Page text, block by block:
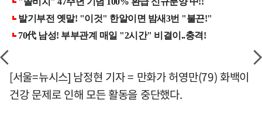
[서울=뉴시스] 남정현 기자 = 만화가 허영만(79) 화백이
건강 문제로 인해 모든 활동을 중단했다.